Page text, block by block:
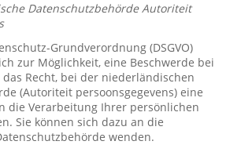
Datenschutzbehörde Autoriteit
Grundverordnung (DSGVO)
zur Möglichkeit, eine Beschwerde bei
Recht, bei der niederländischen
(Autoriteit persoonsgegevens) eine
die Verarbeitung Ihrer persönlichen
Sie können sich dazu an die
wenden.